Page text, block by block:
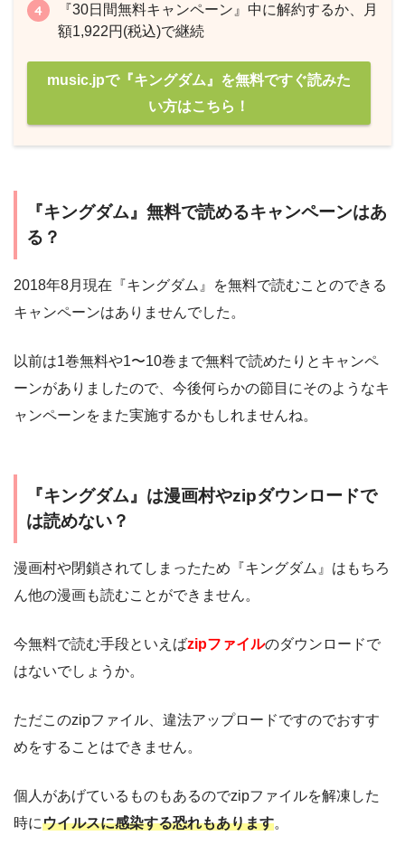
『30日間無料キャンペーン』中に解約するか、月
額1,922円(税込)で継続
music.jpで『キングダム』を無料ですぐ読みた
い方はこちら！
『キングダム』無料で読めるキャンペーンはあ
る？
2018年8月現在『キングダム』を無料で読むことのできる
キャンペーンはありませんでした。
以前は1巻無料や1〜10巻まで無料で読めたりとキャンペ
ーンがありましたので、今後何らかの節目にそのようなキ
ャンペーンをまた実施するかもしれませんね。
『キングダム』は漫画村やzipダウンロードで
は読めない？
漫画村や閉鎖されてしまったため『キングダム』はもちろ
ん他の漫画も読むことができません。
今無料で読む手段といえばzipファイルのダウンロードで
はないでしょうか。
ただこのzipファイル、違法アップロードですのでおすす
めをすることはできません。
個人があげているものもあるのでzipファイルを解凍した
時にウイルスに感染する恐れもあります。